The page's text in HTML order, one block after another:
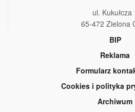
ul. Kukułcza
65-472 Zielona
BIP
Reklama
Formularz
Cookies i polityka
Archiwum